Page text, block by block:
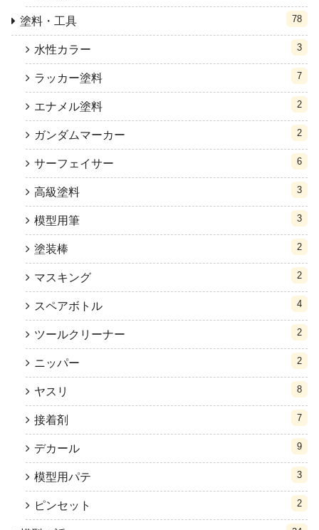
塗料・工具 78
水性カラー 3
ラッカー塗料 7
エナメル塗料 2
ガンダムマーカー 2
サーフェイサー 6
高級塗料 3
模型用筆 3
塗装棒 2
マスキング 2
スペアボトル 4
ツールクリーナー 2
ニッパー 2
ヤスリ 8
接着剤 7
デカール 9
模型用パテ 3
ピンセット 2